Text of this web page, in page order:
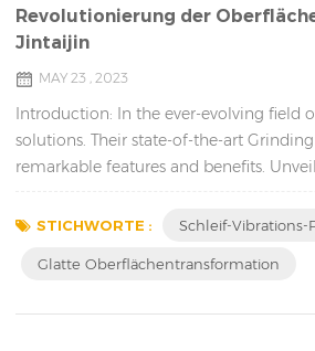
Revolutionierung der
Jintaijin
MAY 23 , 2023
Introduction: In the ever-evolving field
solutions. Their state-of-the-art
remarkable features and benefits.
STICHWORTE : Schleif-Vibrations-
Glatte Oberflächentransformation